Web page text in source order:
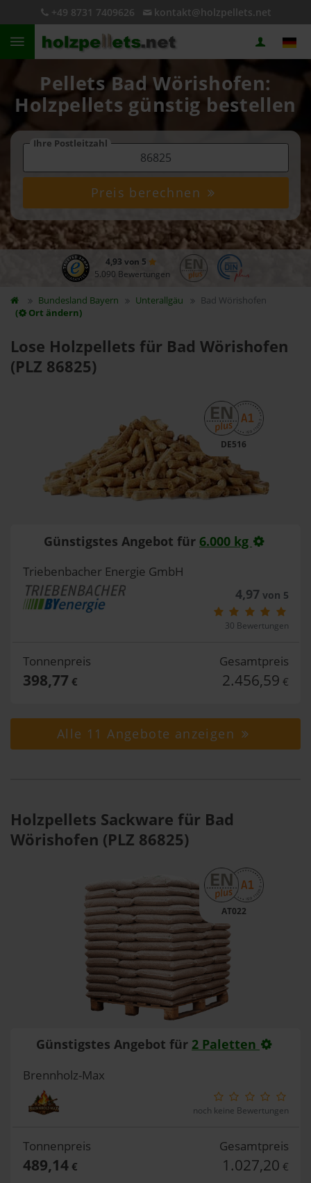
+49 8731 7409626 kontakt@holzpellets.net
Pellets Bad Wörishofen:
Holzpellets günstig bestellen
Ihre Postleitzahl
Preis berechnen
4,93 von 5
5.090 Bewertungen
Bundesland Bayern Unterallgäu
Bad Wörishofen
(
Ort ändern)
Lose Holzpellets für Bad Wörishofen
(PLZ 86825)
DE516
Günstigstes Angebot für 6.000 kg
Triebenbacher Energie GmbH
4,97von 5
30 Bewertungen
Tonnenpreis
398,77 €
Gesamtpreis
2.456,59 €
Alle 11 Angebote anzeigen
Holzpellets Sackware für Bad
Wörishofen (PLZ 86825)
AT022
Günstigstes Angebot für 2 Paletten
Brennholz-Max
noch keine Bewertungen
Tonnenpreis
489,14€
Gesamtpreis
1.027,20 €